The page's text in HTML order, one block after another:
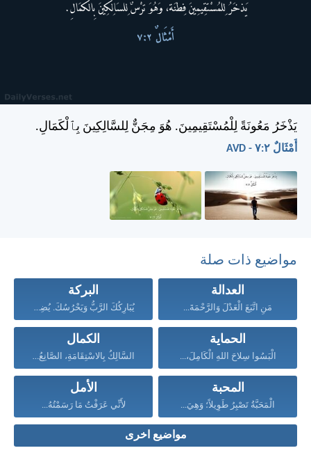
يَذْخَرُ مَعُونَةً لِلْمُسْتَقِيمِينَ. هُوَ مِجَنٌّ لِلسَّالِكِينَ بِٱلْكَمَالِ.
أَمْثَالٌ ٢:‏٧ - AVD
مواضيع ذات صلة
العدالة
مَنِ اتَّبَعَ الْعَدْلَ وَالرَّحْمَةَ...
البركة
يُبَارِكُكَ الرَّبُّ وَيَحْرُسُكَ. يُضِيءُ...
الحماية
الْبَسُوا سِلاحَ اللهِ الْكَامِلَ،...
الكمال
السَّالِكُ بِالاسْتِقَامَةِ، الصَّانِعُ الْبِرَّ،...
المحبة
الْمَحَبَّةُ تَصْبِرُ طَوِيلاً؛ وَهِيَ...
الأمل
لأَنِّي عَرَفْتُ مَا رَسَمْتُهُ...
مواضيع اخرى